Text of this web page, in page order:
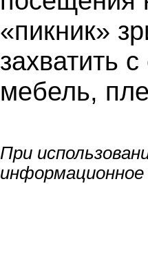
«пикник»
захватить
мебель,
При